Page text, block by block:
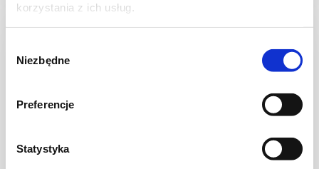
korzystania z ich usług.
zgody
Niezbędne
Preferencje
Statystyka